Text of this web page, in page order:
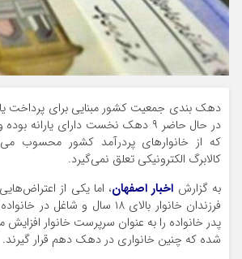
دهک بندی جمعیت کشور مبنایی برای پرداخت
در حال حاضر ۹ دهک نخست دارای
که از خانوارهای پردرآمد کشور محسوب
کالابرگ الکترونیکی تعلق نمی‌گیرد.
به گزارش اخبار اصفهان، اما یکی از
فرزندان خانوار بالای ۱۸ سال و
پدر خانواده را به عنوان سرپرست خانوار
شده که چنین خانواری در دهک دهم قرار گیرند.